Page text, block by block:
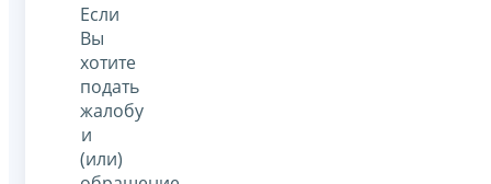
Если
Вы
хотите
подать
жалобу
и
(или)